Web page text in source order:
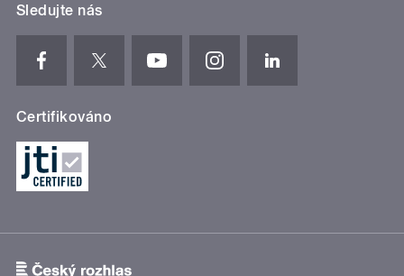
Sledujte nás
Certifikováno